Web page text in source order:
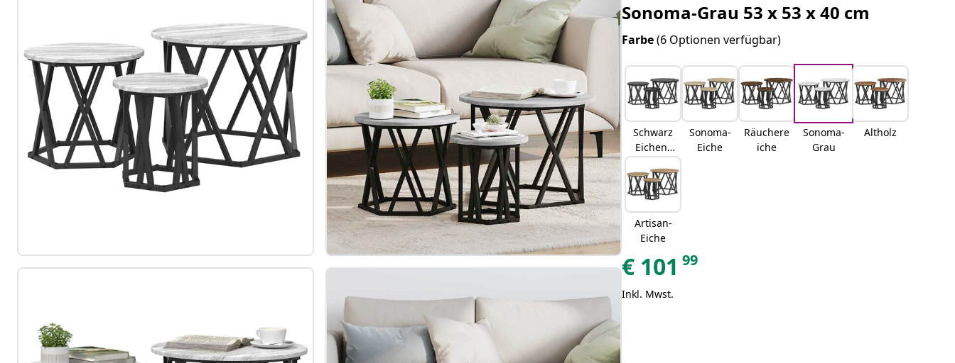
Sonoma-Grau 53 x 53 x 40 cm
Farbe(6 Optionen verfügbar)
Schwarz
Eichen-
Optik
Sonoma-
Eiche
Räuchere
iche
Sonoma-
Grau
Altholz
Artisan-
Eiche
€ 101 99
Inkl. Mwst.